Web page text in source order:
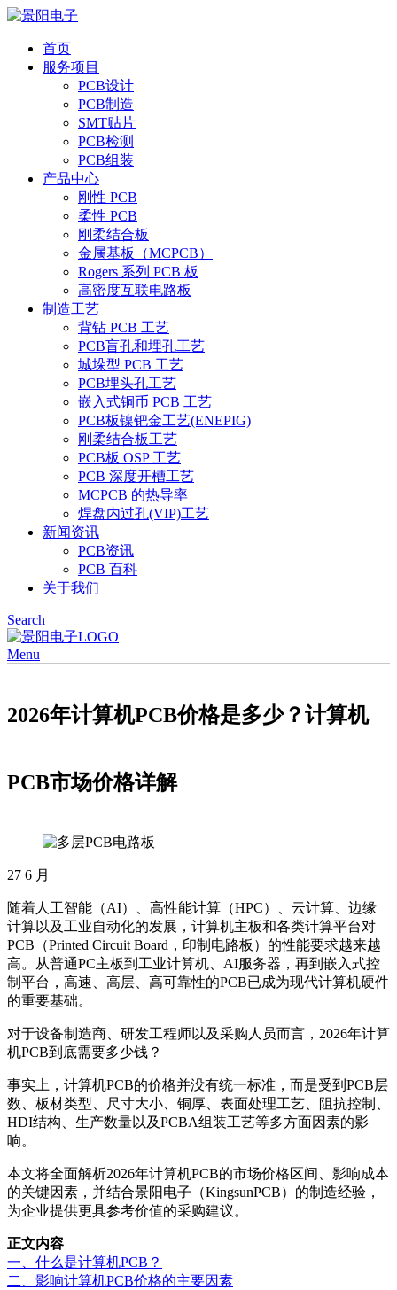
首页
服务项目
PCB设计
PCB制造
SMT贴片
PCB检测
PCB组装
产品中心
刚性 PCB
柔性 PCB
刚柔结合板
金属基板（MCPCB）
Rogers 系列 PCB 板
高密度互联电路板
制造工艺
背钻 PCB 工艺
PCB盲孔和埋孔工艺
城垛型 PCB 工艺
PCB埋头孔工艺
嵌入式铜币 PCB 工艺
PCB板镍钯金工艺(ENEPIG)
刚柔结合板工艺
PCB板 OSP 工艺
PCB 深度开槽工艺
MCPCB 的热导率
焊盘内过孔(VIP)工艺
新闻资讯
PCB资讯
PCB 百科
关于我们
Search
Menu
2026年计算机PCB价格是多少？计算机
PCB市场价格详解
27 6 月
随着人工智能（AI）、高性能计算（HPC）、云计算、边缘
计算以及工业自动化的发展，计算机主板和各类计算平台对
PCB（Printed Circuit Board，印制电路板）的性能要求越来越
高。从普通PC主板到工业计算机、AI服务器，再到嵌入式控
制平台，高速、高层、高可靠性的PCB已成为现代计算机硬件
的重要基础。
对于设备制造商、研发工程师以及采购人员而言，2026年计算
机PCB到底需要多少钱？
事实上，计算机PCB的价格并没有统一标准，而是受到PCB层
数、板材类型、尺寸大小、铜厚、表面处理工艺、阻抗控制、
HDI结构、生产数量以及PCBA组装工艺等多方面因素的影
响。
本文将全面解析2026年计算机PCB的市场价格区间、影响成本
的关键因素，并结合景阳电子（KingsunPCB）的制造经验，
为企业提供更具参考价值的采购建议。
正文内容
一、什么是计算机PCB？
二、影响计算机PCB价格的主要因素